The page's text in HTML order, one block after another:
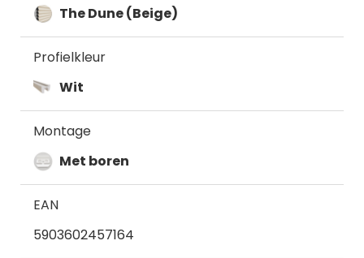
The Dune (Beige)
Profielkleur
Wit
Montage
Met boren
EAN
5903602457164